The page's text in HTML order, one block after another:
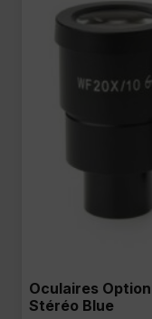
Oculaires
Stéréo Blue